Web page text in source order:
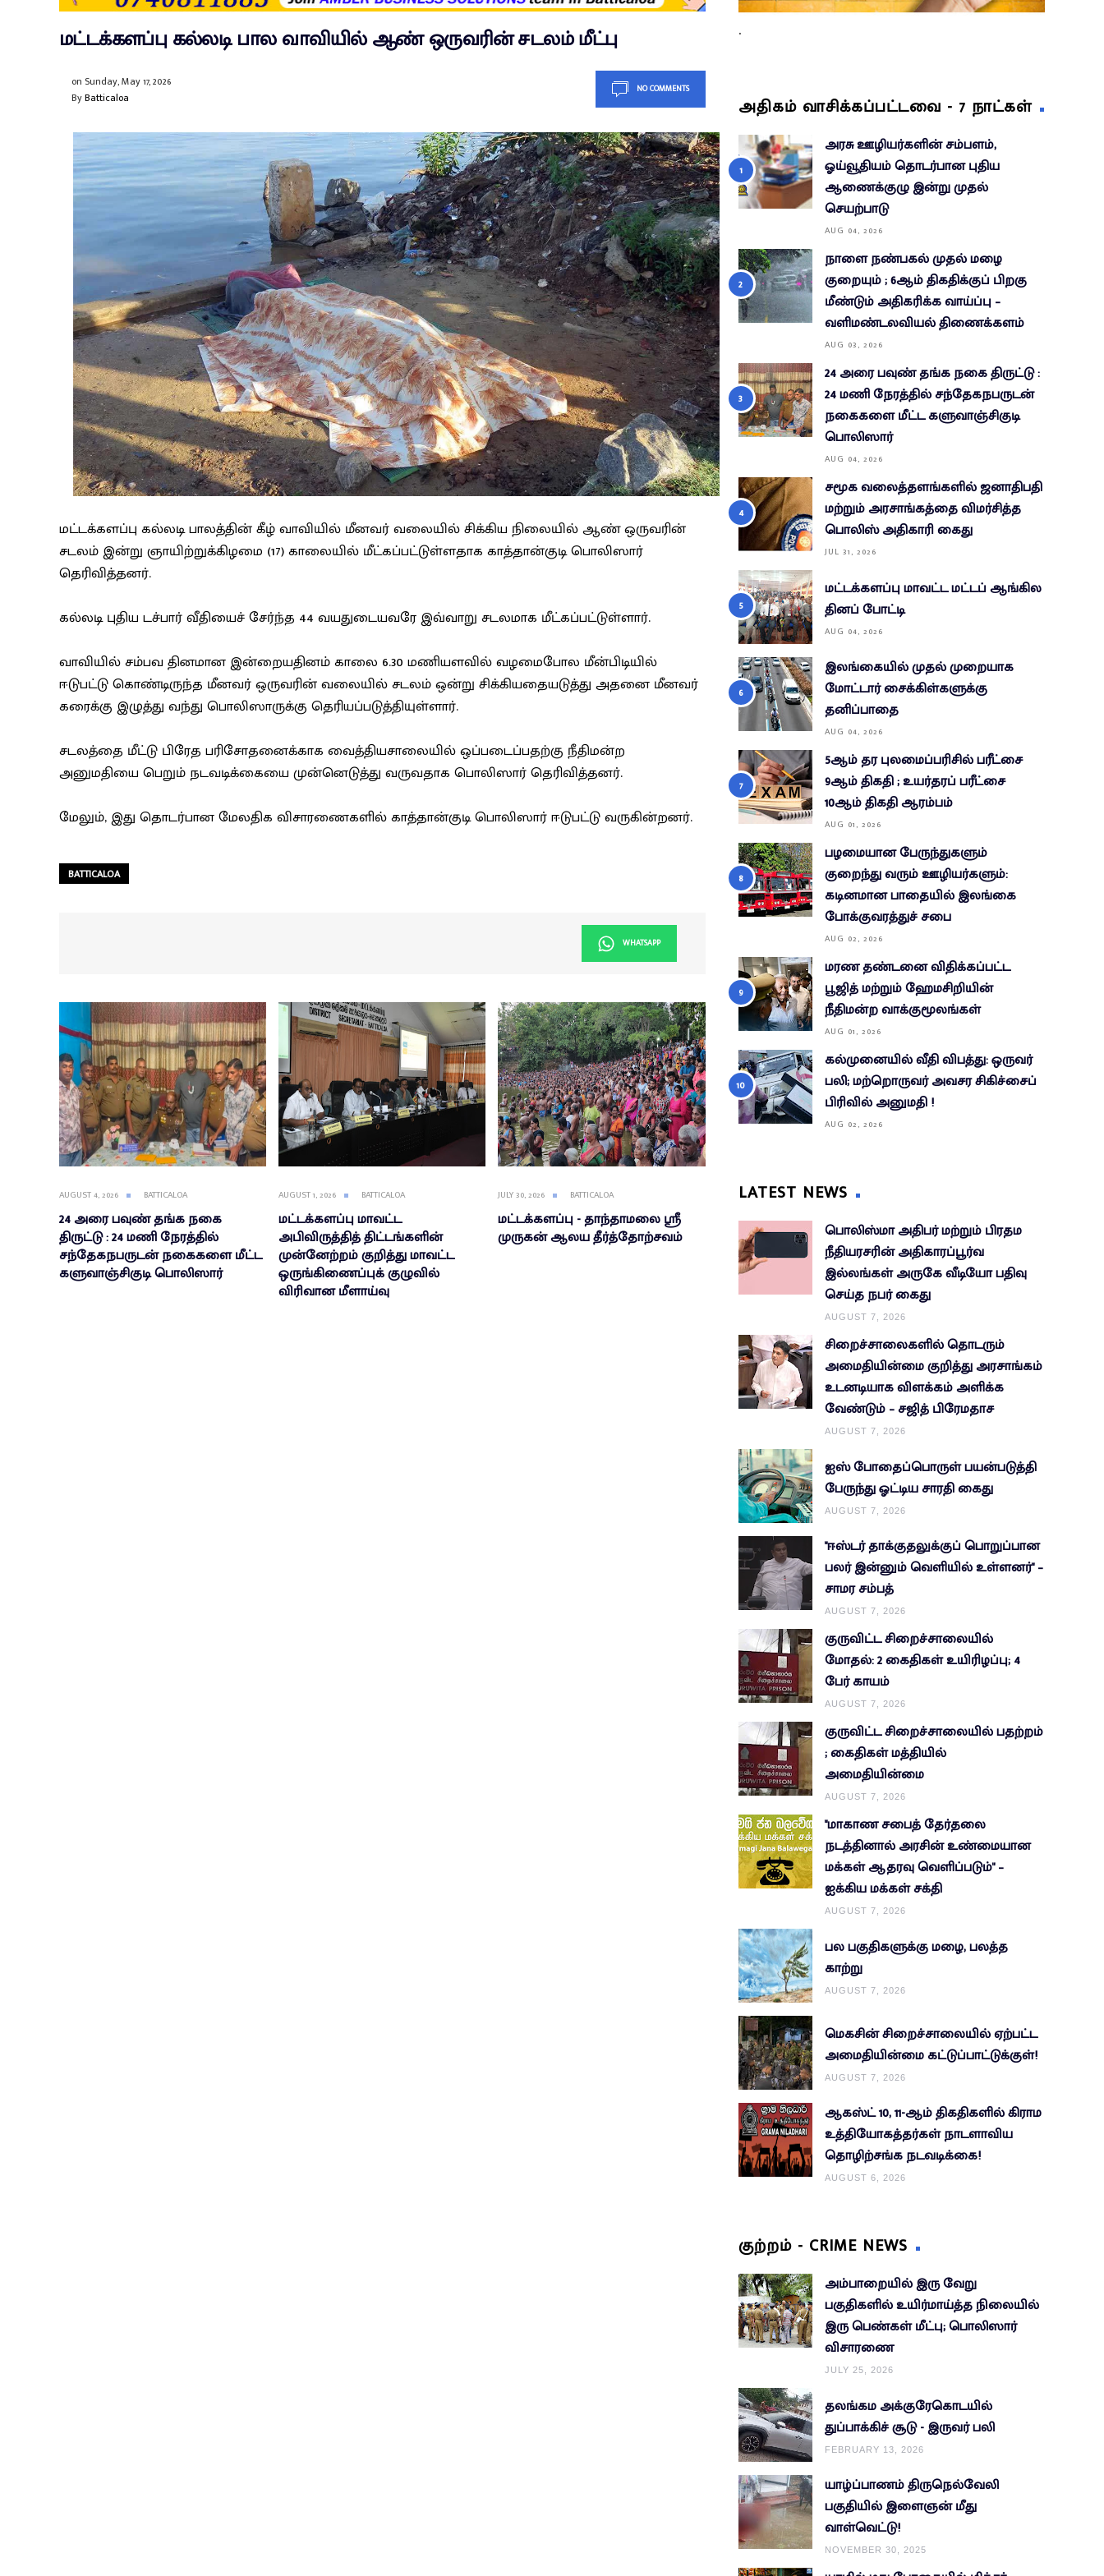
மட்டக்களப்பு கல்லடி பால வாவியில் ஆண் ஒருவரின் சடலம் மீட்பு
on Sunday, May 17, 2026
ByBatticaloa
NO COMMENTS
மட்டக்களப்பு கல்லடி பாலத்தின் கீழ் வாவியில் மீனவர் வலையில் சிக்கிய நிலையில் ஆண் ஒருவரின்
சடலம் இன்று ஞாயிற்றுக்கிழமை (17) காலையில் மீட்கப்பட்டுள்ளதாக காத்தான்குடி பொலிஸார்
தெரிவித்தனர்.
கல்லடி புதிய டச்பார் வீதியைச் சேர்ந்த 44 வயதுடையவரே இவ்வாறு சடலமாக மீட்கப்பட்டுள்ளார்.
வாவியில் சம்பவ தினமான இன்றையதினம் காலை 6.30 மணியளவில் வழமைபோல மீன்பிடியில்
ஈடுபட்டு கொண்டிருந்த மீனவர் ஒருவரின் வலையில் சடலம் ஒன்று சிக்கியதையடுத்து அதனை மீனவர்
கரைக்கு இழுத்து வந்து பொலிஸாருக்கு தெரியப்படுத்தியுள்ளார்.
சடலத்தை மீட்டு பிரேத பரிசோதனைக்காக வைத்தியசாலையில் ஒப்படைப்பதற்கு நீதிமன்ற
அனுமதியை பெறும் நடவடிக்கையை முன்னெடுத்து வருவதாக பொலிஸார் தெரிவித்தனர்.
மேலும், இது தொடர்பான மேலதிக விசாரணைகளில் காத்தான்குடி பொலிஸார் ஈடுபட்டு வருகின்றனர்.
BATTICALOA
WHATSAPP
AUGUST 4, 2026 BATTICALOA
24 அரை பவுண் தங்க நகை
திருட்டு : 24 மணி நேரத்தில்
சந்தேகநபருடன் நகைகளை மீட்ட
களுவாஞ்சிகுடி பொலிஸார்
AUGUST 1, 2026 BATTICALOA
மட்டக்களப்பு மாவட்ட
அபிவிருத்தித் திட்டங்களின்
முன்னேற்றம் குறித்து மாவட்ட
ஒருங்கிணைப்புக் குழுவில்
விரிவான மீளாய்வு
JULY 30, 2026 BATTICALOA
மட்டக்களப்பு - தாந்தாமலை ஸ்ரீ
முருகன் ஆலய தீர்த்தோற்சவம்
.
அதிகம் வாசிக்கப்பட்டவை - 7 நாட்கள்
அரசு ஊழியர்களின் சம்பளம்,
ஓய்வூதியம் தொடர்பான புதிய
ஆணைக்குழு இன்று முதல்
செயற்பாடு
AUG 04, 2026
நாளை நண்பகல் முதல் மழை
குறையும் ; 6ஆம் திகதிக்குப் பிறகு
மீண்டும் அதிகரிக்க வாய்ப்பு –
வளிமண்டலவியல் திணைக்களம்
AUG 03, 2026
24 அரை பவுண் தங்க நகை திருட்டு :
24 மணி நேரத்தில் சந்தேகநபருடன்
நகைகளை மீட்ட களுவாஞ்சிகுடி
பொலிஸார்
AUG 04, 2026
சமூக வலைத்தளங்களில் ஜனாதிபதி
மற்றும் அரசாங்கத்தை விமர்சித்த
பொலிஸ் அதிகாரி கைது
JUL 31, 2026
மட்டக்களப்பு மாவட்ட மட்டப் ஆங்கில
தினப் போட்டி
AUG 04, 2026
இலங்கையில் முதல் முறையாக
மோட்டார் சைக்கிள்களுக்கு
தனிப்பாதை
AUG 04, 2026
5ஆம் தர புலமைப்பரிசில் பரீட்சை
9ஆம் திகதி ; உயர்தரப் பரீட்சை
10ஆம் திகதி ஆரம்பம்
AUG 01, 2026
பழமையான பேருந்துகளும்
குறைந்து வரும் ஊழியர்களும்:
கடினமான பாதையில் இலங்கை
போக்குவரத்துச் சபை
AUG 02, 2026
மரண தண்டனை விதிக்கப்பட்ட
பூஜித் மற்றும் ஹேமசிறியின்
நீதிமன்ற வாக்குமூலங்கள்
AUG 01, 2026
கல்முனையில் வீதி விபத்து: ஒருவர்
பலி; மற்றொருவர் அவசர சிகிச்சைப்
பிரிவில் அனுமதி !
AUG 02, 2026
LATEST NEWS
பொலிஸ்மா அதிபர் மற்றும் பிரதம
நீதியரசரின் அதிகாரப்பூர்வ
இல்லங்கள் அருகே வீடியோ பதிவு
செய்த நபர் கைது
AUGUST 7, 2026
சிறைச்சாலைகளில் தொடரும்
அமைதியின்மை குறித்து அரசாங்கம்
உடனடியாக விளக்கம் அளிக்க
வேண்டும் – சஜித் பிரேமதாச
AUGUST 7, 2026
ஐஸ் போதைப்பொருள் பயன்படுத்தி
பேருந்து ஓட்டிய சாரதி கைது
AUGUST 7, 2026
"ஈஸ்டர் தாக்குதலுக்குப் பொறுப்பான
பலர் இன்னும் வெளியில் உள்ளனர்" –
சாமர சம்பத்
AUGUST 7, 2026
குருவிட்ட சிறைச்சாலையில்
மோதல்: 2 கைதிகள் உயிரிழப்பு; 4
பேர் காயம்
AUGUST 7, 2026
குருவிட்ட சிறைச்சாலையில் பதற்றம்
; கைதிகள் மத்தியில்
அமைதியின்மை
AUGUST 7, 2026
"மாகாண சபைத் தேர்தலை
நடத்தினால் அரசின் உண்மையான
மக்கள் ஆதரவு வெளிப்படும்" –
ஐக்கிய மக்கள் சக்தி
AUGUST 7, 2026
பல பகுதிகளுக்கு மழை, பலத்த
காற்று
AUGUST 7, 2026
மெகசின் சிறைச்சாலையில் ஏற்பட்ட
அமைதியின்மை கட்டுப்பாட்டுக்குள்!
AUGUST 7, 2026
ஆகஸ்ட் 10, 11-ஆம் திகதிகளில் கிராம
உத்தியோகத்தர்கள் நாடளாவிய
தொழிற்சங்க நடவடிக்கை!
AUGUST 6, 2026
குற்றம் - CRIME NEWS
அம்பாறையில் இரு வேறு
பகுதிகளில் உயிர்மாய்த்த நிலையில்
இரு பெண்கள் மீட்பு; பொலிஸார்
விசாரணை
JULY 25, 2026
தலங்கம அக்குரேகொடயில்
துப்பாக்கிச் சூடு - இருவர் பலி
FEBRUARY 13, 2026
யாழ்ப்பாணம் திருநெல்வேலி
பகுதியில் இளைஞன் மீது
வாள்வெட்டு!
NOVEMBER 30, 2025